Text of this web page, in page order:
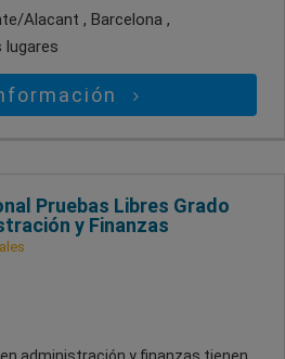
Alacant , Barcelona ,
Pruebas Libres Grado
y Finanzas